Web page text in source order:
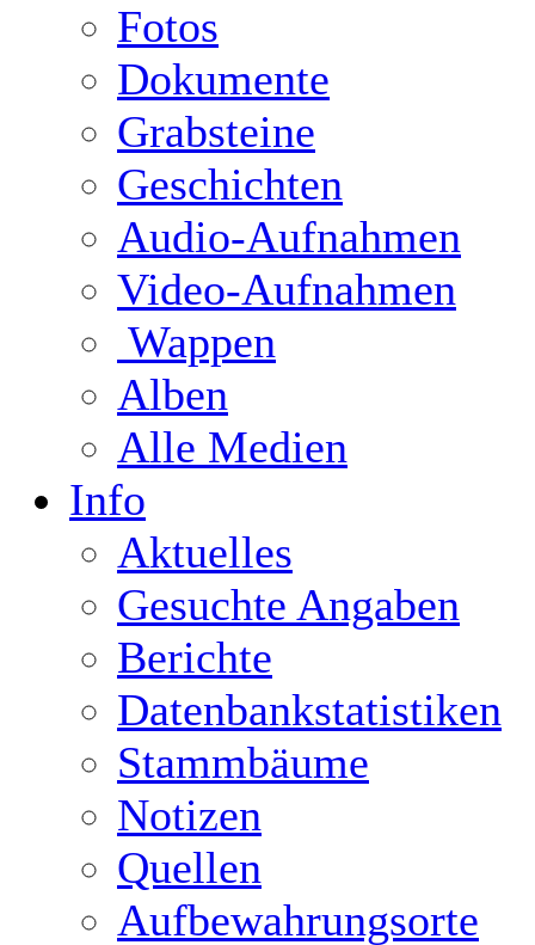
Fotos
Dokumente
Grabsteine
Geschichten
Audio-Aufnahmen
Video-Aufnahmen
Wappen
Alben
Alle Medien
Info
Aktuelles
Gesuchte Angaben
Berichte
Datenbankstatistiken
Stammbäume
Notizen
Quellen
Aufbewahrungsorte